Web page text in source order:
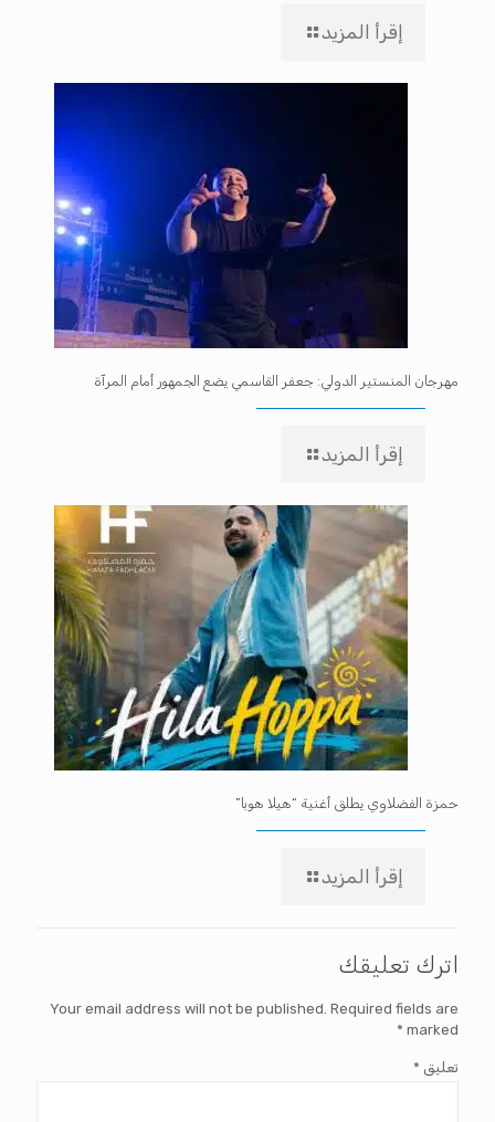
إقرأ المزيد
مهرجان المنستير الدولي: جعفر القاسمي يضع الجمهور أمام المرآة
إقرأ المزيد
حمزة الفضلاوي يطلق أغنية “هيلا هوبا”
إقرأ المزيد
اترك تعليقك
Your email address will not be published. Required fields are
marked
*
تعليق *